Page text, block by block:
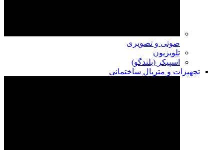
صوتی و تصویری
تلویزیون
اسپیکر (بلندگو)
تجهیزات و متریال ساختمانی